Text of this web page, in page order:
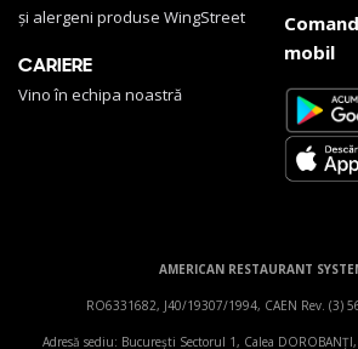
și alergeni produse WingStreet
CARIERE
Vino în echipa noastră
mobil
AMERICAN RESTAURANT
RO6331682, J40/19307/1994, CAEN Rev. (3)
Adresă sediu: Bucureşti Sectorul 1, Calea